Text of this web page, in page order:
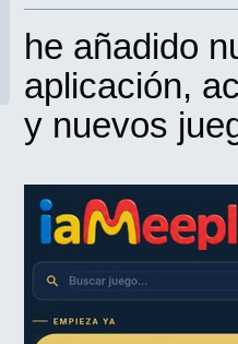
he añadido
aplicación,
y nuevos